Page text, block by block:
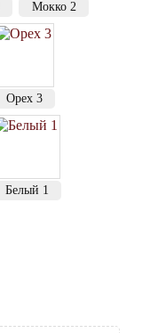
Мокко 2
Орех 3
Белый 1